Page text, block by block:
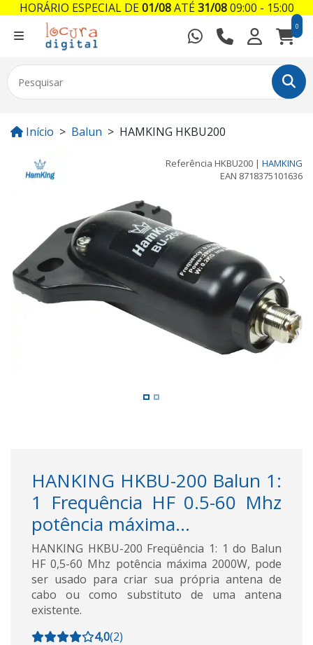
0
Início Balun HAMKING HKBU200
Referência HKBU200 | HAMKING
EAN 8718375101636
Previous Next
HANKING HKBU-200 Balun 1:
1 Frequência HF 0.5-60 Mhz
potência máxima...
HANKING HKBU-200 Freqüência 1: 1 do Balun
HF 0,5-60 Mhz potência máxima 2000W, pode
ser usado para criar sua própria antena de
cabo ou como substituto de uma antena
existente.
4,0(2)
HORÁRIO ESPECIAL DE01/08ATÉ31/0809:00 - 15:00